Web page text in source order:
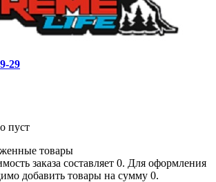
29
пуст
товары
заказа составляет 0. Для оформления
добавить товары на сумму 0.